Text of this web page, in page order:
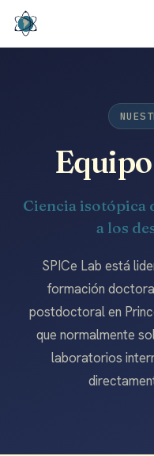
Ciencia isotópica
a los
SPICe Lab está
formación
postdoctoral en
que normalmente
laboratorios